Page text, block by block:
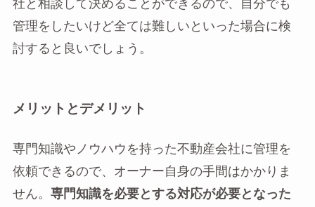
社と相談して決めることができるので、自分でも
管理をしたいけど全ては難しいといった場合に検
討すると良いでしょう。
メリットとデメリット
専門知識やノウハウを持った不動産会社に管理を
依頼できるので、オーナー自身の手間はかかりま
せん。 専門知識を必要とする対応が必要となった